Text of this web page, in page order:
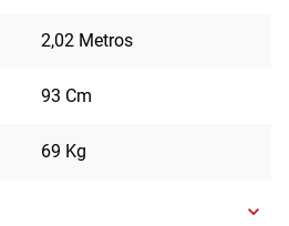
2,02 Metros
93 Cm
69 Kg